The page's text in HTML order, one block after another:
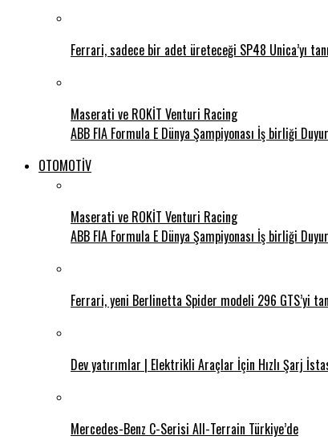
Ferrari, sadece bir adet üreteceği SP48 Unica’yı
Maserati ve ROKİT Venturi Racing
ABB FIA Formula E Dünya Şampiyonası İş birliği
OTOMOTİV
Maserati ve ROKİT Venturi Racing
ABB FIA Formula E Dünya Şampiyonası İş birliği
Ferrari, yeni Berlinetta Spider modeli 296 GTS’yi
Dev yatırımlar | Elektrikli Araçlar İçin Hızlı Şarj
Mercedes-Benz C-Serisi All-Terrain Türkiye’de